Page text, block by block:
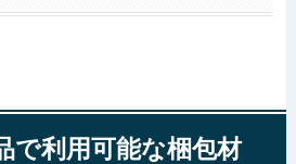
利用可能な梱包材